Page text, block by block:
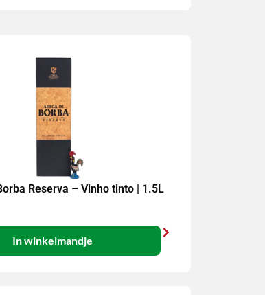
Reserva – Vinho tinto | 1.5L
In winkelmandje